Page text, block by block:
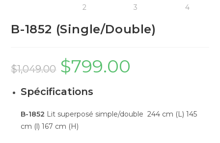
B-1852 (Single/Double)
$1,049.00 $799.00
Spécifications
B-1852 Lit superposé simple/double 244 cm (L) 145
cm (l) 167 cm (H)